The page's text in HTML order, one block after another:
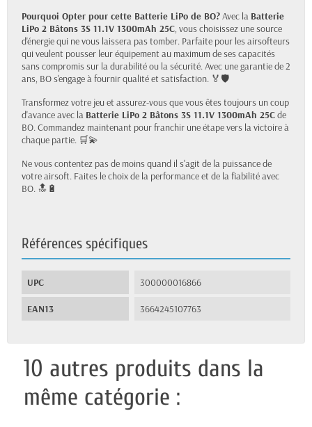
Pourquoi Opter pour cette Batterie LiPo de BO?Avec la Batterie
LiPo 2 Bâtons 3S 11.1V 1300mAh 25C, vous choisissez une source
d'énergie qui ne vous laissera pas tomber. Parfaite pour les airsofteurs
qui veulent pousser leur équipement au maximum de ses capacités
sans compromis sur la durabilité ou la sécurité. Avec une garantie de 2
ans, BO s'engage à fournir qualité et satisfaction. 🏅🛡️
Transformez votre jeu et assurez-vous que vous êtes toujours un coup
d'avance avec la Batterie LiPo 2 Bâtons 3S 11.1V 1300mAh 25Cde
BO. Commandez maintenant pour franchir une étape vers la victoire à
chaque partie. 🛒💫
Ne vous contentez pas de moins quand il s'agit de la puissance de
votre airsoft. Faites le choix de la performance et de la fiabilité avec
BO. 🔝🔋
Références spécifiques
UPC 300000016866
EAN13 3664245107763
10 autres produits dans la
même catégorie :